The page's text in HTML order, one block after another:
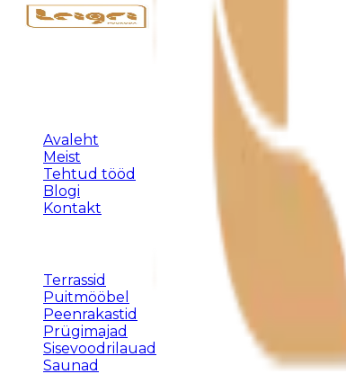
Täispuidust eritellimusmööbel, terrassid ja
Avaleht
Meist
Tehtud tööd
Blogi
Kontakt
Terrassid
Puitmööbel
Peenrakastid
Prügimajad
Sisevoodrilauad
Saunad